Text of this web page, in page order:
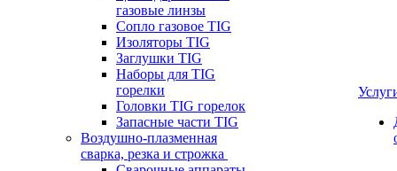
газовые линзы
Сопло газовое TIG
Изоляторы TIG
Заглушки TIG
Наборы для TIG
горелки
Головки TIG горелок
Запасные части TIG
Воздушно-плазменная
сварка, резка и строжка